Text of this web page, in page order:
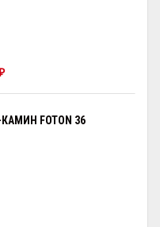
FOTON 36